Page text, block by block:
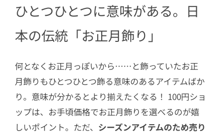
ひとつひとつに意味がある。日
本の伝統「お正月飾り」
何となくお正月っぽいから……と飾っていたお正
月飾りもひとつひとつ飾る意味のあるアイテムばか
り。意味が分かるとより揃えたくなる！ 100円ショ
ップは、お手頃価格でお正月飾りを選べるのが嬉
しいポイント。ただ、 シーズンアイテムのため売り